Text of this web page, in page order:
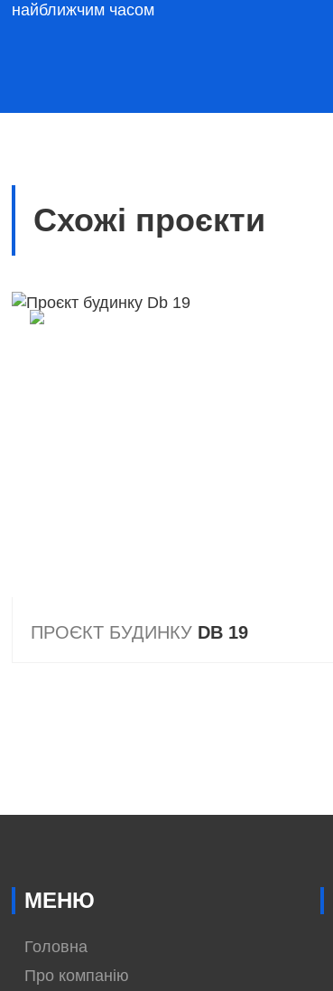
найближчим часом
Схожі проєкти
ПРОЄКТ БУДИНКУ DB 19
МЕНЮ
Головна
Про компанію